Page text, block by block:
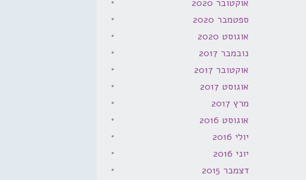
אוקטובר 2020
ספטמבר 2020
אוגוסט 2020
נובמבר 2017
אוקטובר 2017
אוגוסט 2017
מרץ 2017
אוגוסט 2016
יולי 2016
יוני 2016
דצמבר 2015